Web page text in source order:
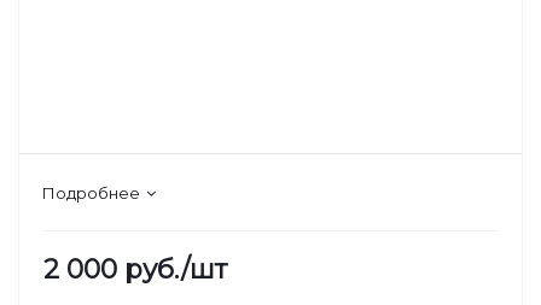
Подробнее
2 000 руб./шт